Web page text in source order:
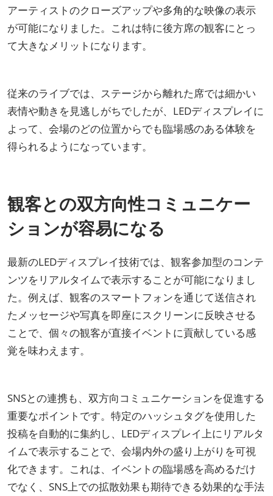
アーティストのクローズアップや多角的な映像の表示
が可能になりました。これは特に後方席の観客にとっ
て大きなメリットになります。
従来のライブでは、ステージから離れた席では細かい
表情や動きを見逃しがちでしたが、LEDディスプレイに
よって、会場のどの位置からでも臨場感のある体験を
得られるようになっています。
観客との双方向性コミュニケー
ションが容易になる
最新のLEDディスプレイ技術では、観客参加型のコンテ
ンツをリアルタイムで表示することが可能になりまし
た。例えば、観客のスマートフォンを通じて送信され
たメッセージや写真を即座にスクリーンに反映させる
ことで、個々の観客が直接イベントに貢献している感
覚を味わえます。
SNSとの連携も、双方向コミュニケーションを促進する
重要なポイントです。特定のハッシュタグを使用した
投稿を自動的に集約し、LEDディスプレイ上にリアルタ
イムで表示することで、会場内外の盛り上がりを可視
化できます。これは、イベントの臨場感を高めるだけ
でなく、SNS上での拡散効果も期待できる効果的な手法